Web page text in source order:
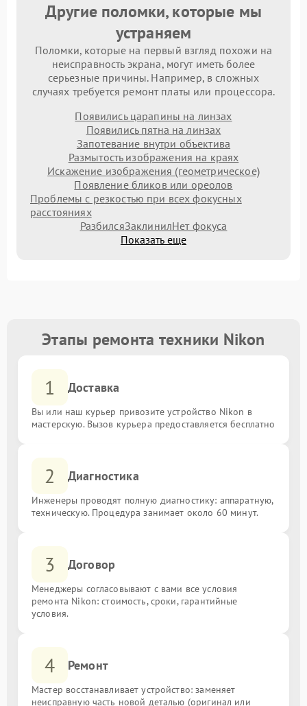
Другие поломки, которые мы
устраняем
Поломки, которые на первый взгляд похожи на
неисправность экрана, могут иметь более
серьезные причины. Например, в сложных
случаях требуется ремонт платы или процессора.
Появились царапины на линзах
Появились пятна на линзах
Запотевание внутри объектива
Размытость изображения на краях
Искажение изображения (геометрическое)
Появление бликов или ореолов
Проблемы с резкостью при всех фокусных
расстояниях
РазбилсяЗаклинилНет фокуса
Показать еще
Этапы ремонта техники Nikon
1 Доставка
Вы или наш курьер привозите устройство Nikon в
мастерскую. Вызов курьера предоставляется бесплатно
2 Диагностика
Инженеры проводят полную диагностику: аппаратную,
техническую. Процедура занимает около 60 минут.
3 Договор
Менеджеры согласовывают с вами все условия
ремонта Nikon: стоимость, сроки, гарантийные
условия.
4 Ремонт
Мастер восстанавливает устройство: заменяет
неисправную часть новой деталью (оригинал или